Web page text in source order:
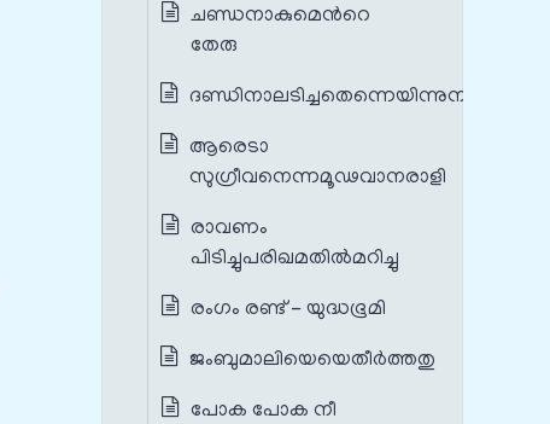
ചണ്ഡനാകുമെന്‍റെ
തേരു
ദണ്ഡിനാലടിച്ചതെന്നെയിന്നുനീ
ആരെടാ
സുഗ്രീവനെന്നമൂഢവാനരാളി
രാവണം
പിടിച്ചുപരിഖമതില്‍മറിച്ചു
രംഗം രണ്ട് - യുദ്ധഭൂമി
ജംബുമാലിയെയെതീര്‍ത്തതു
പോക പോക നീ